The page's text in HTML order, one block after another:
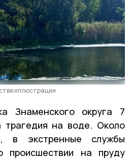
иллюстрации
Знаменского округа 7
трагедия на воде. Около
в экстренные службы
происшествии на пруду